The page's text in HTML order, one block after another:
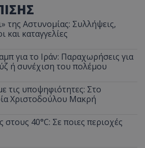
της Αστυνομίας: Συλλήψεις,
και καταγγελίες
για το Ιράν: Παραχωρήσεις για
ή συνέχιση του πολέμου
τις υποψηφιότητες: Στο
Χριστοδούλου Μακρή
40°C: Σε ποιες περιοχές